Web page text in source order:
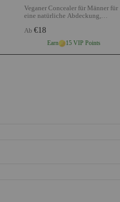
Veganer Concealer für Männer für
eine natürliche Abdeckung,
genau auf Ihren Hautton
abgestimmt wird Anzeigen SOFIQE
Pro Concealer für Männer
Ab €18
Earn 15 VIP Points